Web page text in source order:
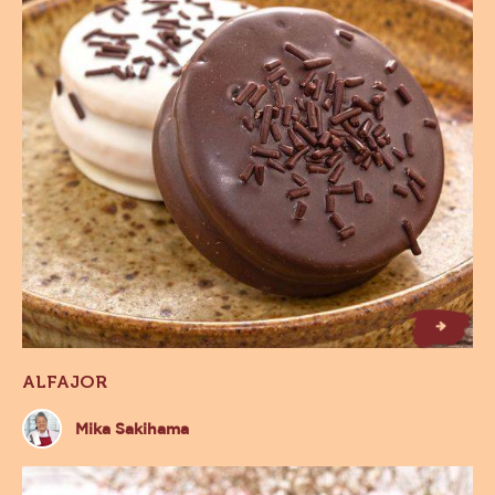
Alfajor
ALFAJOR
Mika
Sakihama
Mika Sakihama
Cookie